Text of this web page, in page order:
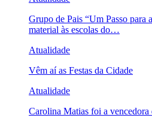
Grupo de Pais “Um Passo para
material às escolas do…
Atualidade
Vêm aí as Festas da Cidade
Atualidade
Carolina Matias foi a vencedora